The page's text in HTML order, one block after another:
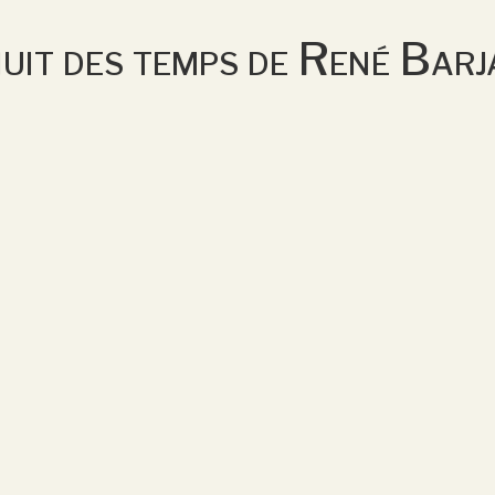
des temps de René